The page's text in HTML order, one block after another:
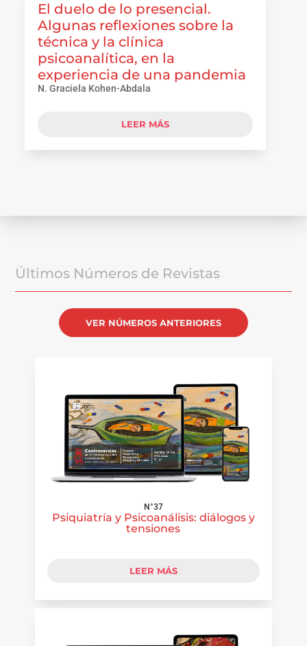
El duelo de lo presencial.
Algunas reflexiones sobre la
técnica y la clínica
psicoanalítica, en la
experiencia de una pandemia
N. Graciela Kohen-Abdala
LEER MÁS
Últimos Números de Revistas
VER NÚMEROS ANTERIORES
N°37
Psiquiatría y Psicoanálisis: diálogos y
tensiones
LEER MÁS